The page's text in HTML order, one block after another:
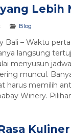
Lebih
Blog
Bali – Waktu
langsung
menyusun
muncul.
harus memilih
Winery.